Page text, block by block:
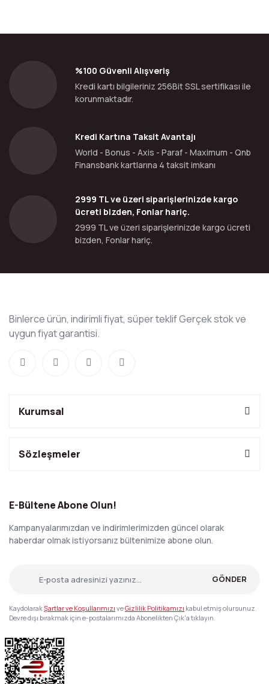
%100 Güvenli Alışveriş
Kredi kartı bilgileriniz 256Bit SSL sertifikası ile
korunmaktadır.
Kredi Kartına Taksit Avantajı
World - Bonus - Axis - Paraf - Maximum - Qnb
Finansbank kartlarına 4 taksit imkanı
2999 TL ve üzeri siparişlerinizde kargo
ücreti bizden, Fonlar hariç.
2999 TL ve üzeri siparişlerinizde kargo ücreti
bizden, Fonlar hariç.
Binlerce ürün, indirimli fiyat, süper teklif Gerçek stok ve
uygun fiyat garantisi.
Kurumsal
Sözleşmeler
E-Bültene Abone Olun!
Kampanyalarımızdan ve indirimlerimizden güncel olarak
haberdar olmak istiyorsanız bültenimize abone olun.
GÖNDER
KaydolarakŞartlar ve Koşullarımızı veGizlilik Politikamızı kabul etmiş olursunuz.
Devre dışı bırakmak için e-postalarımızda Abonelikten Çık'a tıklayın.